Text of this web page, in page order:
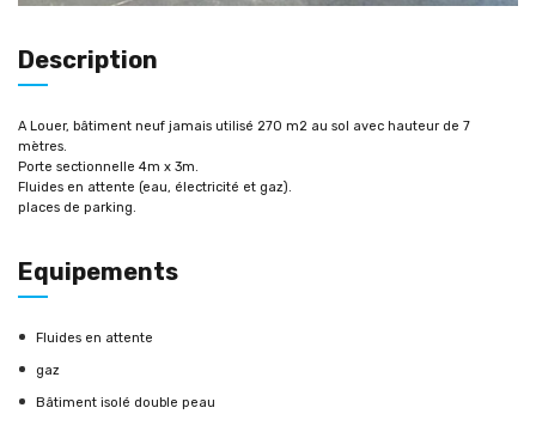
Description
A Louer, bâtiment neuf jamais utilisé 270 m2 au sol avec hauteur de 7
mètres.
Porte sectionnelle 4m x 3m.
Fluides en attente (eau, électricité et gaz).
places de parking.
Equipements
Fluides en attente
gaz
Bâtiment isolé double peau